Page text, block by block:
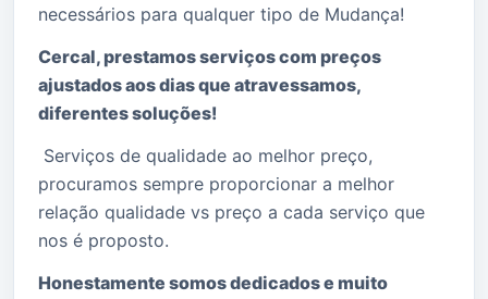
necessários para qualquer tipo de Mudança!
Cercal, prestamos serviços com preços
ajustados aos dias que atravessamos,
diferentes soluções!
Serviços de qualidade ao melhor preço,
procuramos sempre proporcionar a melhor
relação qualidade vs preço a cada serviço que
nos é proposto.
Honestamente somos dedicados e muito